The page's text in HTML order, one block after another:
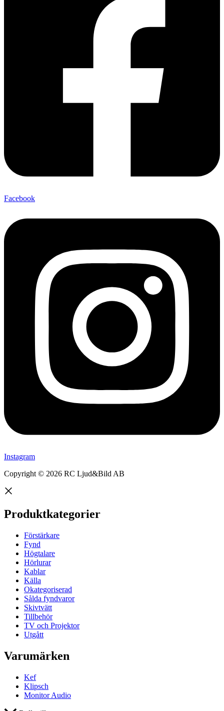
Facebook
Instagram
Copyright © 2026 RC Ljud&Bild AB
Produktkategorier
Förstärkare
Fynd
Högtalare
Hörlurar
Kablar
Källa
Okategoriserad
Sålda fyndvaror
Skivtvätt
Tillbehör
TV och Projektor
Utgått
Varumärken
Kef
Klipsch
Monitor Audio